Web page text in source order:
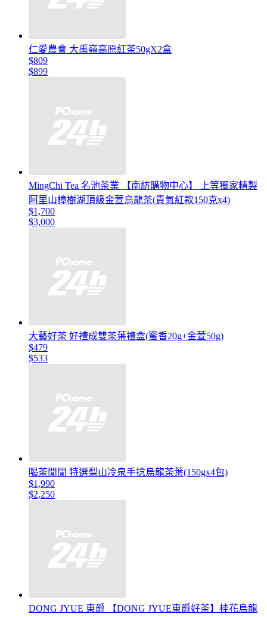
仁愛農會 大禹嶺高原紅茶50gX2盒
$809
$899
MingChi Tea 名池茶業 【南紡購物中心】 上等獨家精製
阿里山樟樹湖頂級金萱烏龍茶(貴氣紅款150克x4)
$1,700
$3,000
大藝好茶 好禮成雙茶葉禮盒(蜜香20g+金萱50g)
$479
$533
喝茶閒閒 特選梨山冷泉手捻烏龍茶葉(150gx4包)
$1,990
$2,250
DONG JYUE 東爵 【DONG JYUE東爵好茶】桂花烏龍